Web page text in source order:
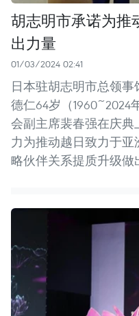
胡志明市承诺为推
出力量
01/03/2024 02:41
日本驻胡志明市总领
德仁64岁（1960~2024
会副主席裴春强在庆
力为推动越日致力于
略伙伴关系提质升级做